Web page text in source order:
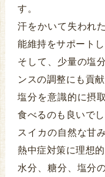
す。
汗をかいて失われ
能維持をサポートし
そして、少量の塩
ンスの調整にも貢献
塩分を意識的に摂
食べるのも良いでし
スイカの自然な甘
熱中症対策に理想
水分、糖分、塩分